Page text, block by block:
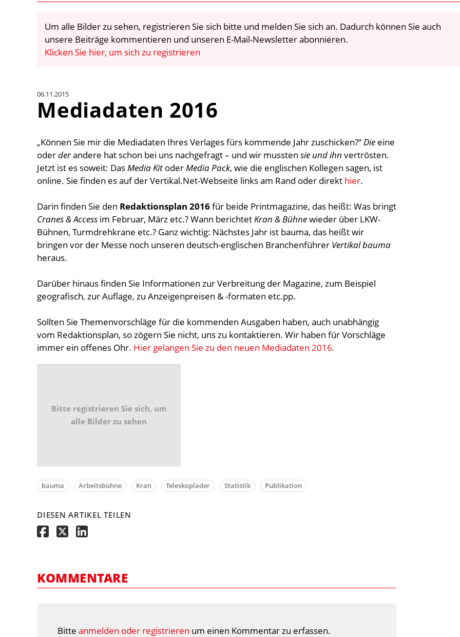
Um alle Bilder zu sehen, registrieren Sie sich bitte und melden Sie sich an. Dadurch können Sie auch
unsere Beiträge kommentieren und unseren E-Mail-Newsletter abonnieren.
Klicken Sie hier, um sich zu registrieren
06.11.2015
Mediadaten 2016
„Können Sie mir die Mediadaten Ihres Verlages fürs kommende Jahr zuschicken?“Die eine
oderderandere hat schon bei uns nachgefragt – und wir mussten sie und ihn vertrösten.
Jetzt ist es soweit: DasMedia Kit oderMedia Pack, wie die englischen Kollegen sagen, ist
online. Sie finden es auf der Vertikal.Net-Webseite links am Rand oder direkt hier.
Darin finden Sie den Redaktionsplan 2016für beide Printmagazine, das heißt: Was bringt
Cranes & Access im Februar, März etc.? Wann berichtetKran & Bühnewieder über LKW-
Bühnen, Turmdrehkrane etc.? Ganz wichtig: Nächstes Jahr ist bauma, das heißt wir
bringen vor der Messe noch unseren deutsch-englischen Branchenführer Vertikal bauma
heraus.
Darüber hinaus finden Sie Informationen zur Verbreitung der Magazine, zum Beispiel
geografisch, zur Auflage, zu Anzeigenpreisen & -formaten etc.pp.
Sollten Sie Themenvorschläge für die kommenden Ausgaben haben, auch unabhängig
vom Redaktionsplan, so zögern Sie nicht, uns zu kontaktieren. Wir haben für Vorschläge
immer ein offenes Ohr. Hier gelangen Sie zu den neuen Mediadaten 2016.
Bitte registrieren Sie sich, um
alle Bilder zu sehen
bauma Arbeitsbühne Kran Teleskoplader Statistik Publikation
DIESEN ARTIKEL TEILEN
KOMMENTARE
Bitte anmelden oder registrieren um einen Kommentar zu erfassen.